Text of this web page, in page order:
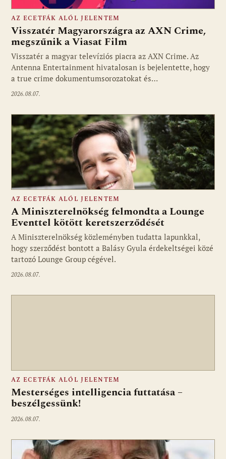
Fotó: media1.hu
AZ ECETFÁK ALÓL JELENTEM
Visszatér Magyarországra az AXN Crime,
megszűnik a Viasat Film
Visszatér a magyar televíziós piacra az AXN Crime. Az
Antenna Entertainment hivatalosan is bejelentette, hogy
a true crime dokumentumsorozatokat és…
2026.08.07.
Fotó: media1.hu
AZ ECETFÁK ALÓL JELENTEM
A Miniszterelnökség felmondta a Lounge
Eventtel kötött keretszerződését
A Miniszterelnökség közleményben tudatta lapunkkal,
hogy szerződést bontott a Balásy Gyula érdekeltségei közé
tartozó Lounge Group cégével.
2026.08.07.
AZ ECETFÁK ALÓL JELENTEM
Mesterséges intelligencia futtatása –
beszélgessünk!
2026.08.07.